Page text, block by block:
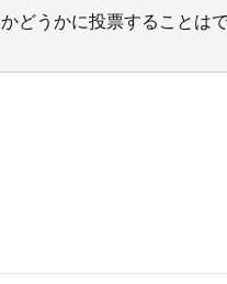
うかに投票することは